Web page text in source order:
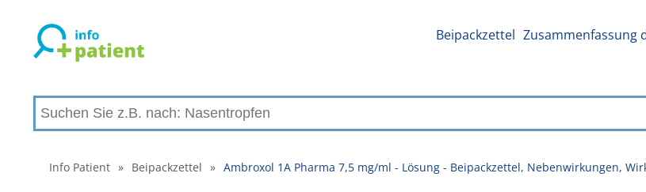
Beipackzettel Zusammenfassung
Info Patient » Beipackzettel » Ambroxol 1A Pharma 7,5 mg/ml - Lösung - Beipackzettel, Nebenwirkungen,